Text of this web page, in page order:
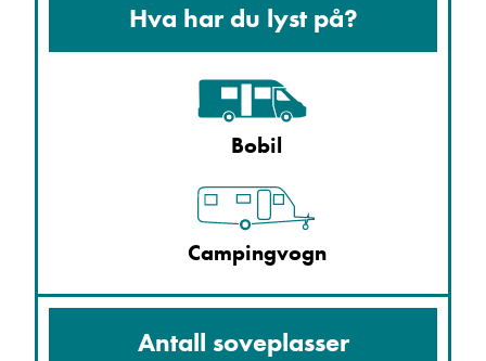
Hva har du lyst på?
Bobil
Campingvogn
Antall soveplasser